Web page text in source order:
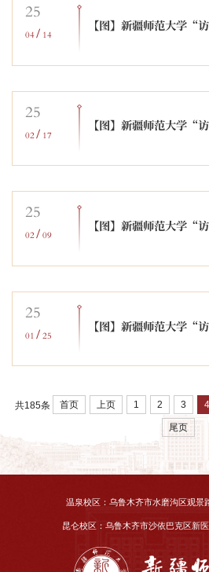
25
04/ 14
25
02/ 17
25
02/ 09
25
01 / 25
共185条 首页 上页 1 2 3 4
尾页
温泉校区：乌鲁木齐市水磨沟区观景
昆仑校区：乌鲁木齐市沙依巴克区新